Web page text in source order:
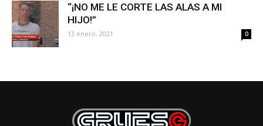
“¡NO ME LE CORTE LAS ALAS A MI
HIJO!”
13 enero, 2021 0